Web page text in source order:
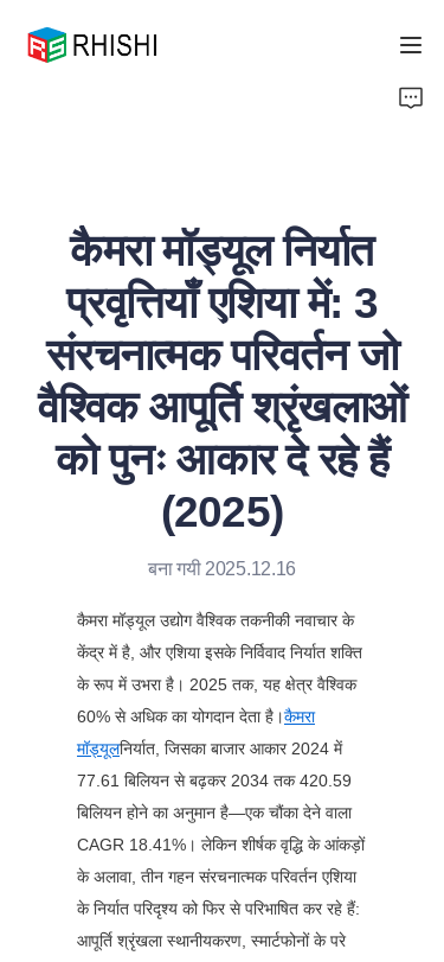
कैमरा मॉड्यूल निर्यात
प्रवृत्तियाँ एशिया में: 3
संरचनात्मक परिवर्तन जो
वैश्विक आपूर्ति श्रृंखलाओं
को पुनः आकार दे रहे हैं
(2025)
बना गयी 2025.12.16
कैमरा मॉड्यूल उद्योग वैश्विक तकनीकी नवाचार के
केंद्र में है, और एशिया इसके निर्विवाद निर्यात शक्ति
के रूप में उभरा है। 2025 तक, यह क्षेत्र वैश्विक
60% से अधिक का योगदान देता है।कैमरा
मॉड्यूलनिर्यात, जिसका बाजार आकार 2024 में
77.61 बिलियन से बढ़कर 2034 तक 420.59
बिलियन होने का अनुमान है—एक चौंका देने वाला
CAGR 18.41%। लेकिन शीर्षक वृद्धि के आंकड़ों
के अलावा, तीन गहन संरचनात्मक परिवर्तन एशिया
के निर्यात परिदृश्य को फिर से परिभाषित कर रहे हैं:
आपूर्ति श्रृंखला स्थानीयकरण, स्मार्टफोनों के परे
About Us
News
Support